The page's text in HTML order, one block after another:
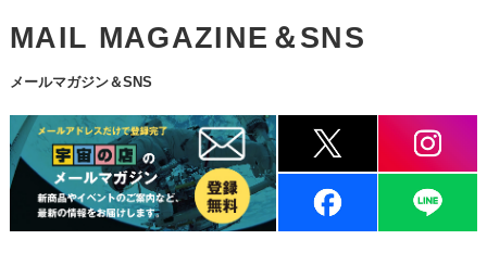
MAIL MAGAZINE＆SNS
メールマガジン＆SNS